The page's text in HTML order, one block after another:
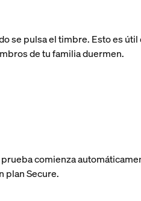
se pulsa el timbre. Esto es útil
de tu familia duermen.
comienza
plan Secure.